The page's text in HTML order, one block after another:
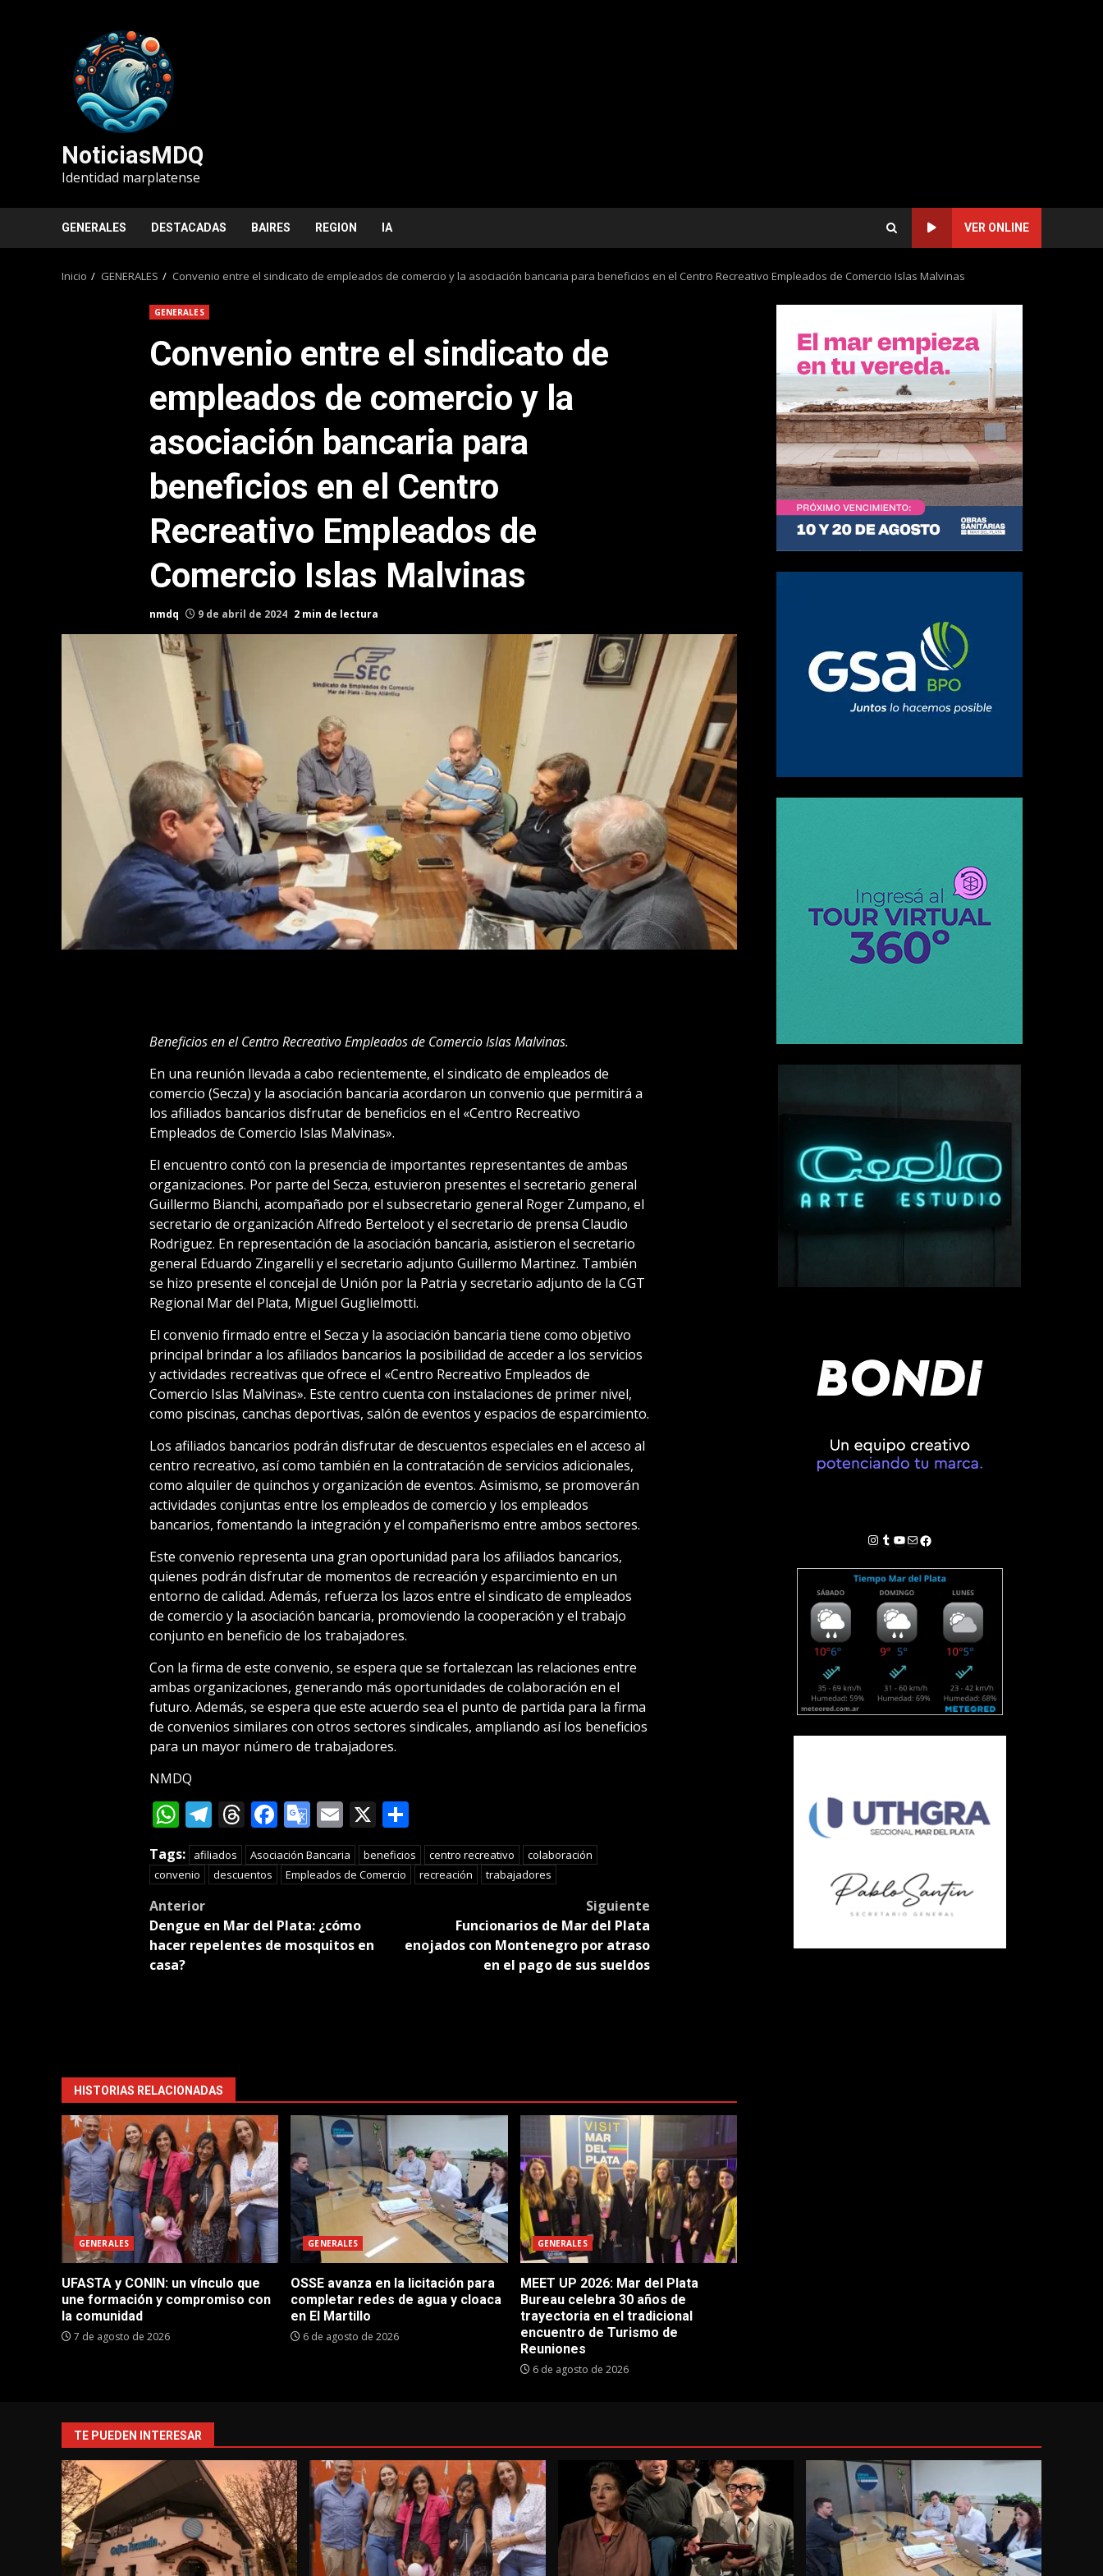
NoticiasMDQ
Identidad marplatense
GENERALES DESTACADAS BAIRES REGION IA VER ONLINE
Inicio GENERALES Convenio entre el sindicato de empleados de comercio y la asociación bancaria para beneficios en el Centro Recreativo Empleados de Comercio Islas Malvinas
GENERALES
Convenio entre el sindicato de
empleados de comercio y la
asociación bancaria para
beneficios en el Centro
Recreativo Empleados de
Comercio Islas Malvinas
nmdq 9 de abril de 2024 2 min de lectura
Beneficios en el Centro Recreativo Empleados de Comercio Islas Malvinas.
En una reunión llevada a cabo recientemente, el sindicato de empleados de
comercio (Secza) y la asociación bancaria acordaron un convenio que permitirá a
los afiliados bancarios disfrutar de beneficios en el «Centro Recreativo
Empleados de Comercio Islas Malvinas».
El encuentro contó con la presencia de importantes representantes de ambas
organizaciones. Por parte del Secza, estuvieron presentes el secretario general
Guillermo Bianchi, acompañado por el subsecretario general Roger Zumpano, el
secretario de organización Alfredo Berteloot y el secretario de prensa Claudio
Rodriguez. En representación de la asociación bancaria, asistieron el secretario
general Eduardo Zingarelli y el secretario adjunto Guillermo Martinez. También
se hizo presente el concejal de Unión por la Patria y secretario adjunto de la CGT
Regional Mar del Plata, Miguel Guglielmotti.
El convenio firmado entre el Secza y la asociación bancaria tiene como objetivo
principal brindar a los afiliados bancarios la posibilidad de acceder a los servicios
y actividades recreativas que ofrece el «Centro Recreativo Empleados de
Comercio Islas Malvinas». Este centro cuenta con instalaciones de primer nivel,
como piscinas, canchas deportivas, salón de eventos y espacios de esparcimiento.
Los afiliados bancarios podrán disfrutar de descuentos especiales en el acceso al
centro recreativo, así como también en la contratación de servicios adicionales,
como alquiler de quinchos y organización de eventos. Asimismo, se promoverán
actividades conjuntas entre los empleados de comercio y los empleados
bancarios, fomentando la integración y el compañerismo entre ambos sectores.
Este convenio representa una gran oportunidad para los afiliados bancarios,
quienes podrán disfrutar de momentos de recreación y esparcimiento en un
entorno de calidad. Además, refuerza los lazos entre el sindicato de empleados
de comercio y la asociación bancaria, promoviendo la cooperación y el trabajo
conjunto en beneficio de los trabajadores.
Con la firma de este convenio, se espera que se fortalezcan las relaciones entre
ambas organizaciones, generando más oportunidades de colaboración en el
futuro. Además, se espera que este acuerdo sea el punto de partida para la firma
de convenios similares con otros sectores sindicales, ampliando así los beneficios
para un mayor número de trabajadores.
NMDQ
WhatsApp
Telegram
Threads
Facebook
Google
Translate
Email
X Compartir
Tags: afiliados Asociación Bancaria beneficios centro recreativo
colaboración
convenio
descuentos Empleados de Comercio recreación trabajadores
Post
navigation
Anterior
Dengue en Mar del Plata: ¿cómo
hacer repelentes de mosquitos en
casa?
Siguiente
Funcionarios de Mar del Plata
enojados con Montenegro por atraso
en el pago de sus sueldos
HISTORIAS RELACIONADAS
GENERALES
UFASTA y CONIN: un vínculo que
une formación y compromiso con
la comunidad
7 de agosto de 2026
GENERALES
OSSE avanza en la licitación para
completar redes de agua y cloaca
en El Martillo
6 de agosto de 2026
GENERALES
MEET UP 2026: Mar del Plata
Bureau celebra 30 años de
trayectoria en el tradicional
encuentro de Turismo de
Reuniones
6 de agosto de 2026
Instagram
Tumblr
YouTube
Correo electrónico
Facebook
TE PUEDEN INTERESAR